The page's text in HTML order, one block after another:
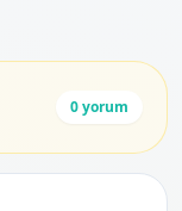
0yorum